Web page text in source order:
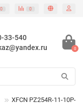
0 0
33-540
0
XFCN PZ254R-11-10P-